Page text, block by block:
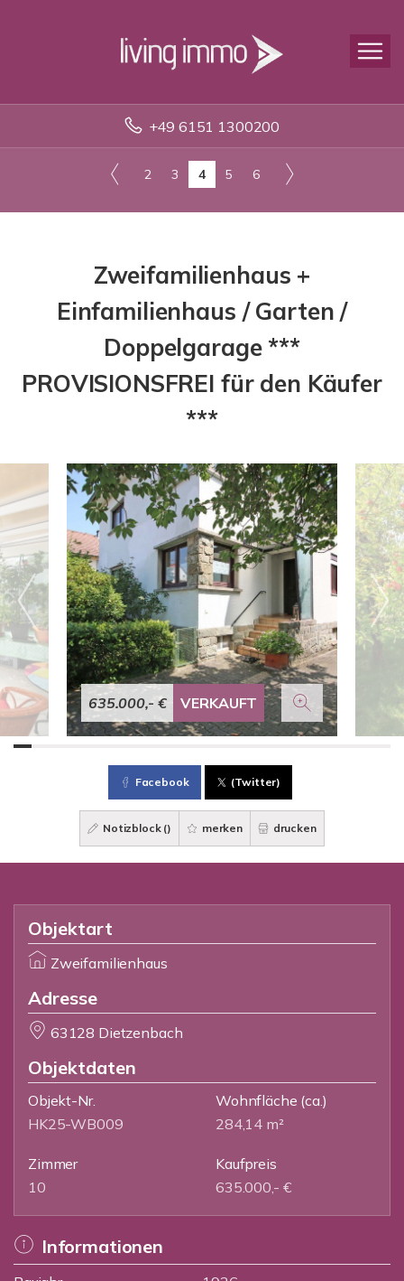
+49 6151 1300200
2 3 4 5 6
Zweifamilienhaus +
Einfamilienhaus / Garten /
Doppelgarage ***
PROVISIONSFREI für den Käufer
***
635.000,- € VERKAUFT
Facebook (Twitter)
Notizblock () merken drucken
Objektart
Zweifamilienhaus
Adresse
63128 Dietzenbach
Objektdaten
Objekt-Nr.
HK25-WB009
Wohnfläche (ca.)
284,14 m²
Zimmer
10
Kaufpreis
635.000,- €
Informationen